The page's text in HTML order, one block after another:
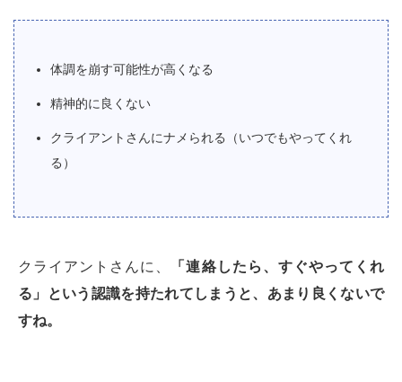
体調を崩す可能性が高くなる
精神的に良くない
クライアントさんにナメられる（いつでもやってくれ
る）
クライアントさんに、
「連絡したら、すぐやってくれ
る」という認識を持たれてしまうと、あまり良くないで
すね。